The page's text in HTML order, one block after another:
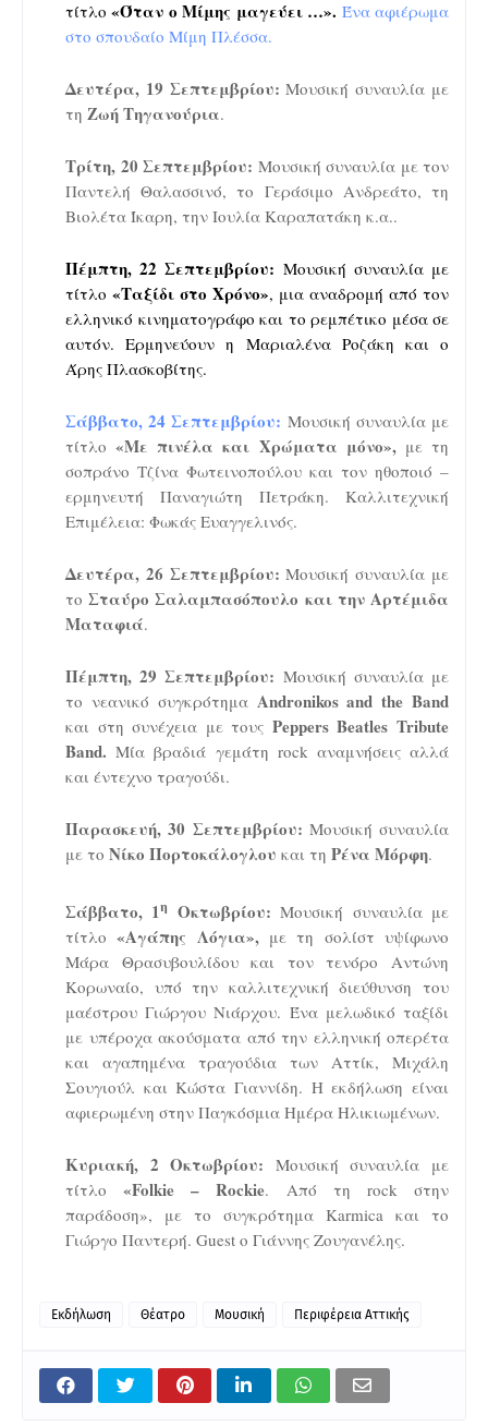
τίτλο«Όταν ο Μίμης μαγεύει …». Ένα αφιέρωμα
στο σπουδαίο Μίμη Πλέσσα.
Δευτέρα, 19 Σεπτεμβρίου: Μουσική συναυλία με
τη Ζωή Τηγανούρια.
Τρίτη, 20 Σεπτεμβρίου: Μουσική συναυλία με τον
Παντελή Θαλασσινό, το Γεράσιμο Ανδρεάτο, τη
Βιολέτα Ίκαρη, την Ιουλία Καραπατάκη κ.α..
Πέμπτη, 22 Σεπτεμβρίου: Μουσική συναυλία με
τίτλο «Ταξίδι στο Χρόνο», μια αναδρομή από τον
ελληνικό κινηματογράφο και το ρεμπέτικο μέσα σε
αυτόν. Ερμηνεύουν η Μαριαλένα Ροζάκη και ο
Άρης Πλασκοβίτης.
Σάββατο, 24 Σεπτεμβρίου: Μουσική συναυλία με
τίτλο«Με πινέλα και Χρώματα μόνο»,με τη
σοπράνο Τζίνα Φωτεινοπούλου και τον ηθοποιό –
ερμηνευτή Παναγιώτη Πετράκη. Καλλιτεχνική
Επιμέλεια: Φωκάς Ευαγγελινός.
Δευτέρα, 26 Σεπτεμβρίου: Μουσική συναυλία με
τοΣταύρο Σαλαμπασόπουλο και την Αρτέμιδα
Ματαφιά.
Πέμπτη, 29 Σεπτεμβρίου: Μουσική συναυλία με
το νεανικό συγκρότημα Andronikos and the Band
και στη συνέχεια με τους Peppers Beatles Tribute
Band. Μία βραδιά γεμάτη rock αναμνήσεις αλλά
και έντεχνο τραγούδι.
Παρασκευή, 30 Σεπτεμβρίου: Μουσική συναυλία
με το Νίκο Πορτοκάλογλου και τη Ρένα Μόρφη.
Σάββατο, 1η Οκτωβρίου: Μουσική συναυλία με
τίτλο«Αγάπης Λόγια»,με τη σολίστ υψίφωνο
Μάρα Θρασυβουλίδου και τον τενόρο Αντώνη
Κορωναίο, υπό την καλλιτεχνική διεύθυνση του
μαέστρου Γιώργου Νιάρχου. Ένα μελωδικό ταξίδι
με υπέροχα ακούσματα από την ελληνική οπερέτα
και αγαπημένα τραγούδια των Αττίκ, Μιχάλη
Σουγιούλ και Κώστα Γιαννίδη. Η εκδήλωση είναι
αφιερωμένη στην Παγκόσμια Ημέρα Ηλικιωμένων.
Κυριακή, 2 Οκτωβρίου: Μουσική συναυλία με
τίτλο«Folkie –Rockie. Από τη rock
στην
παράδοση», με το συγκρότημα Karmica και το
Γιώργο Παντερή. Guest ο Γιάννης Ζουγανέλης.
Εκδήλωση Θέατρο Μουσική Περιφέρεια Αττικής